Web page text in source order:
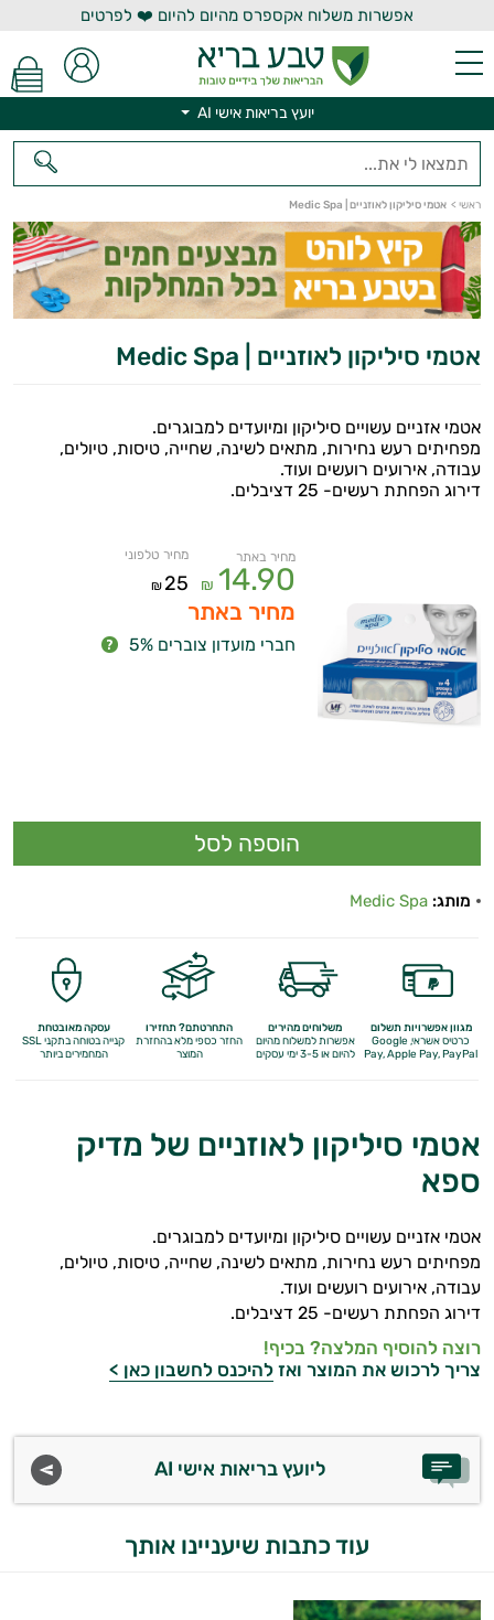
אפשרות משלוח אקספרס מהיום להיום ❤️ לפרטים
יועץ בריאות אישי AI
ראשי > אטמי סיליקון לאוזניים | Medic Spa
אטמי סיליקון לאוזניים | Medic Spa
אטמי אזניים עשויים סיליקון ומיועדים למבוגרים.
מפחיתים רעש נחירות, מתאים לשינה, שחייה, טיסות, טיולים,
עבודה, אירועים רועשים ועוד.
דירוג הפחתת רעשים- 25 דציבלים.
מחיר באתר
14.90
₪
מחיר טלפוני
25
₪
מחיר באתר
חברי מועדון צוברים 5%
מותג: Medic Spa
מגוון אפשרויות תשלום
כרטיס אשראי, Google
Pay,Apple Pay, PayPal
משלוחים מהירים
אפשרות למשלוח מהיום
להיום או 3-5 ימי עסקים
התחרטתם? תחזירו
החזר כספי מלאבהחזרת
המוצר
עסקה מאובטחת
קנייה בטוחה בתקני SSL
המחמירים ביותר
אטמי סיליקון לאוזניים של מדיק
ספא
אטמי אזניים עשויים סיליקון ומיועדים למבוגרים.
מפחיתים רעש נחירות, מתאים לשינה, שחייה, טיסות, טיולים,
עבודה, אירועים רועשים ועוד.
דירוג הפחתת רעשים- 25 דציבלים.
רוצה להוסיף המלצה? בכיף!
צריך לרכוש את המוצר ואז להיכנס לחשבון כאן >
ליועץ בריאות אישי AI
עוד כתבות שיעניינו אותך